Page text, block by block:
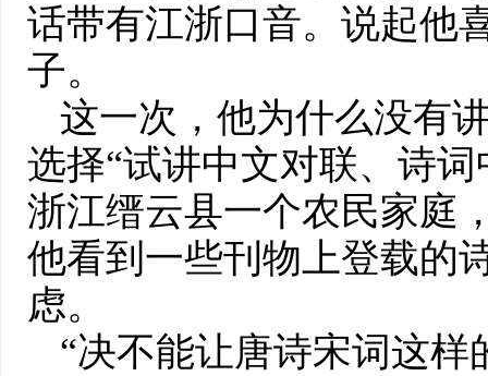
话带有江浙口音。说起他
子。
这一次，他为什么没有
选择“试讲中文对联、诗
浙江缙云县一个农民家庭
他看到一些刊物上登载的
虑。
“决不能让唐诗宋词这